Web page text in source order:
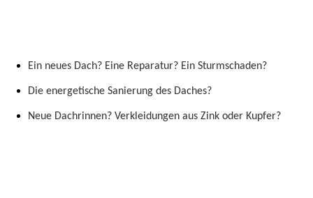
Ein neues Dach? Eine Reparatur? Ein Sturmschaden?
Die energetische Sanierung des Daches?
Neue Dachrinnen? Verkleidungen aus Zink oder Kupfer?